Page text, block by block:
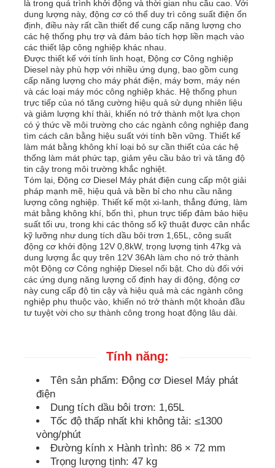
bộ máy phát điện diesel
bộ máy phát điện xăng
Bộ máy phát điện biến tần
Bộ phát điện di động
Bộ máy phát điện công nghiệp
Bộ máy phát điện kỹ thuật số
Open Frame Generator
bộ máy phát điện cách âm
Bộ tạo tán
Máy phát âm tiếng ồn thấp
Bảo trì máy phát điện
là trong quá trình khởi động và thời gian nhu cầu cao. Với
dung lượng này, động cơ có thể duy trì công suất điện ổn
định, điều này rất cần thiết để cung cấp năng lượng cho
các hệ thống phụ trợ và đảm bảo tích hợp liền mạch vào
các thiết lập công nghiệp khác nhau.
Được thiết kế với tính linh hoạt, Động cơ Công nghiệp
Diesel này phù hợp với nhiều ứng dụng, bao gồm cung
cấp năng lượng cho máy phát điện, máy bơm, máy nén
và các loại máy móc công nghiệp khác. Hệ thống phun
trực tiếp của nó tăng cường hiệu quả sử dụng nhiên liệu
và giảm lượng khí thải, khiến nó trở thành một lựa chọn
có ý thức về môi trường cho các ngành công nghiệp đang
tìm cách cân bằng hiệu suất với tính bền vững. Thiết kế
làm mát bằng không khí loại bỏ sự cần thiết của các hệ
thống làm mát phức tạp, giảm yêu cầu bảo trì và tăng độ
tin cậy trong môi trường khắc nghiệt.
Tóm lại, Động cơ Diesel Máy phát điện cung cấp một giải
pháp mạnh mẽ, hiệu quả và bền bỉ cho nhu cầu năng
lượng công nghiệp. Thiết kế một xi-lanh, thẳng đứng, làm
mát bằng không khí, bốn thì, phun trực tiếp đảm bảo hiệu
suất tối ưu, trong khi các thông số kỹ thuật được cân nhắc
kỹ lưỡng như dung tích dầu bôi trơn 1,65L, công suất
động cơ khởi động 12V 0,8kW, trọng lượng tịnh 47kg và
dung lượng ắc quy trên 12V 36Ah làm cho nó trở thành
một Động cơ Công nghiệp Diesel nổi bật. Cho dù đối với
các ứng dụng năng lượng cố định hay di động, động cơ
này cung cấp độ tin cậy và hiệu quả mà các ngành công
nghiệp phụ thuộc vào, khiến nó trở thành một khoản đầu
tư tuyệt vời cho sự thành công trong hoạt động lâu dài.
Tính năng:
Tên sản phẩm: Động cơ Diesel Máy phát
điện
Dung tích dầu bôi trơn: 1,65L
Tốc độ thấp nhất khi không tải: ≤1300
vòng/phút
Đường kính x Hành trình: 86 × 72 mm
Trọng lượng tịnh: 47 kg